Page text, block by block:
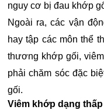
nguy cơ bị đau khớp
Ngoài ra, các vận
hay tập các môn thể
thương khớp gối,
phải chăm sóc đặc
gối.
Viêm khớp dạng thấp